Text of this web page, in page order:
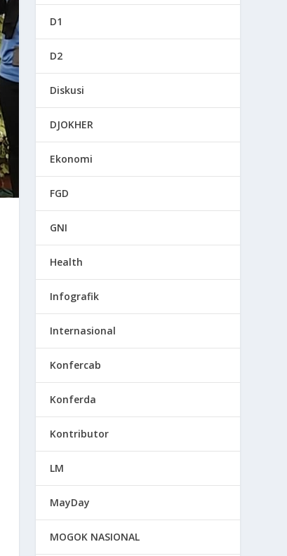
D1
D2
Diskusi
DJOKHER
Ekonomi
FGD
GNI
Health
Infografik
Internasional
Konfercab
Konferda
Kontributor
LM
MayDay
MOGOK NASIONAL